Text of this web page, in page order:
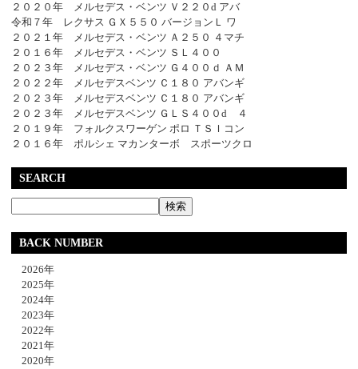
２０２０年 メルセデス・ベンツ Ｖ２２０d アバ
令和７年 レクサス ＧＸ５５０ バージョンＬ ワ
２０２１年 メルセデス・ベンツ Ａ２５０ ４マチ
２０１６年 メルセデス・ベンツ ＳＬ４００
２０２３年 メルセデス・ベンツ Ｇ４００ｄ ＡＭ
２０２２年 メルセデスベンツ Ｃ１８０ アバンギ
２０２３年 メルセデスベンツ Ｃ１８０ アバンギ
２０２３年 メルセデスベンツ ＧＬＳ４００d ４
２０１９年 フォルクスワーゲン ポロ ＴＳＩコン
２０１６年 ポルシェ マカンターボ スポーツクロ
SEARCH
BACK NUMBER
2026年
2025年
2024年
2023年
2022年
2021年
2020年